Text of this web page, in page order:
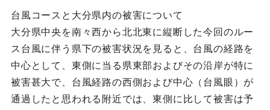
台風コースと大分県内の被害について
大分県中央を南々西から北北東に縦断した今回のルー
ス台風に伴う県下の被害状況を見ると、台風の経路を
中心として、東側に当る県東部およびその沿岸が特に
被害甚大で、台風経路の西側および中心（台風眼）が
通過したと思われる附近では、東側に比して被害は予